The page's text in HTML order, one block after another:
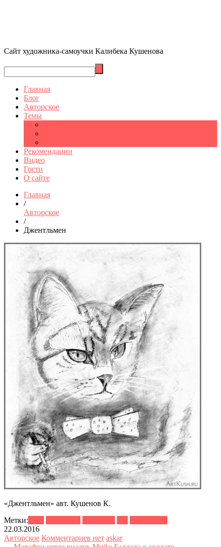
Сайт художника-самоучки Калибека Кушенова
Главная
Блог
Авторское
Темы
Рекомендации
Видео
Гости
О сайте
Главная
/
Авторское
/
Джентльмен
«Джентльмен» авт. Кушенов К.
Метки:
22.03.2016
Авторское Комментариев нет askar